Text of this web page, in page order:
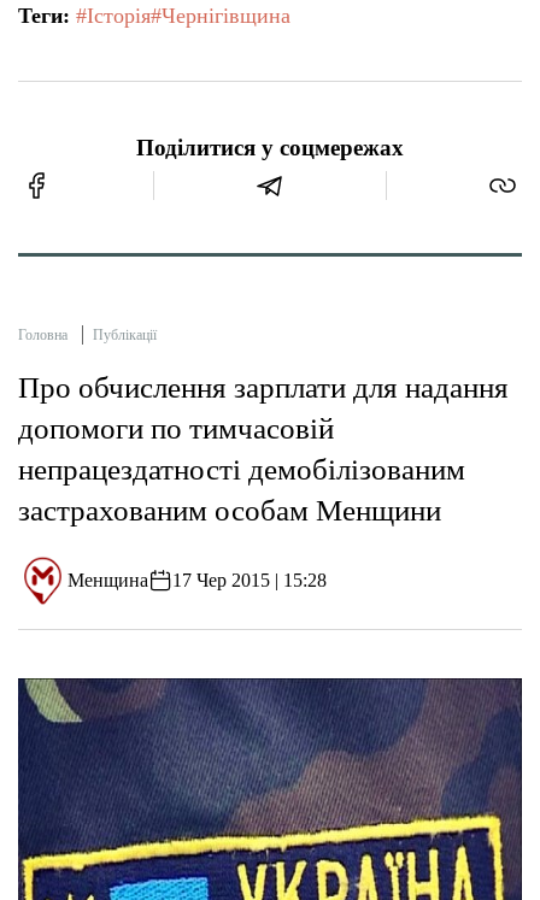
Теги: #Історія#Чернігівщина
Поділитися у соцмережах
Головна Публікації
Про обчислення зарплати для надання
допомоги по тимчасовій
непрацездатності демобілізованим
застрахованим особам Менщини
Менщина 17 Чер 2015 | 15:28